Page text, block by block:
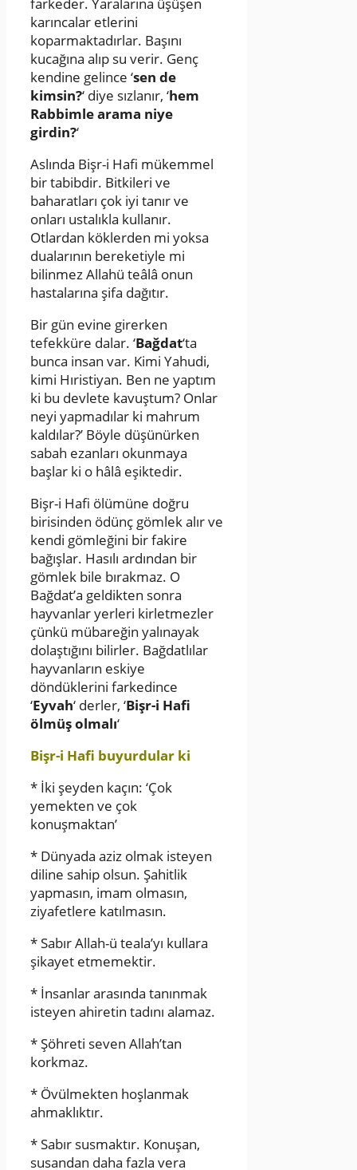
farkeder. Yaralarına üşüşen
karıncalar etlerini
koparmaktadırlar. Başını
kucağına alıp su verir. Genç
kendine gelince ‘sen de
kimsin?‘ diye sızlanır, ‘hem
Rabbimle arama niye
girdin?‘
Aslında Bişr-i Hafi mükemmel
bir tabibdir. Bitkileri ve
baharatları çok iyi tanır ve
onları ustalıkla kullanır.
Otlardan köklerden mi yoksa
dualarının bereketiyle mi
bilinmez Allahü teâlâ onun
hastalarına şifa dağıtır.
Bir gün evine girerken
tefekküre dalar. ‘Bağdat‘ta
bunca insan var. Kimi Yahudi,
kimi Hıristiyan. Ben ne yaptım
ki bu devlete kavuştum? Onlar
neyi yapmadılar ki mahrum
kaldılar?’ Böyle düşünürken
sabah ezanları okunmaya
başlar ki o hâlâ eşiktedir.
Bişr-i Hafi ölümüne doğru
birisinden ödünç gömlek alır ve
kendi gömleğini bir fakire
bağışlar. Hasılı ardından bir
gömlek bile bırakmaz. O
Bağdat’a geldikten sonra
hayvanlar yerleri kirletmezler
çünkü mübareğin yalınayak
dolaştığını bilirler. Bağdatlılar
hayvanların eskiye
döndüklerini farkedince
‘Eyvah‘ derler, ‘Bişr-i Hafi
ölmüş olmalı‘
Bişr-i Hafi buyurdular ki
* İki şeyden kaçın: ‘Çok
yemekten ve çok
konuşmaktan’
* Dünyada aziz olmak isteyen
diline sahip olsun. Şahitlik
yapmasın, imam olmasın,
ziyafetlere katılmasın.
* Sabır Allah-ü teala’yı kullara
şikayet etmemektir.
* İnsanlar arasında tanınmak
isteyen ahiretin tadını alamaz.
* Şöhreti seven Allah’tan
korkmaz.
* Övülmekten hoşlanmak
ahmaklıktır.
* Sabır susmaktır. Konuşan,
susandan daha fazla vera